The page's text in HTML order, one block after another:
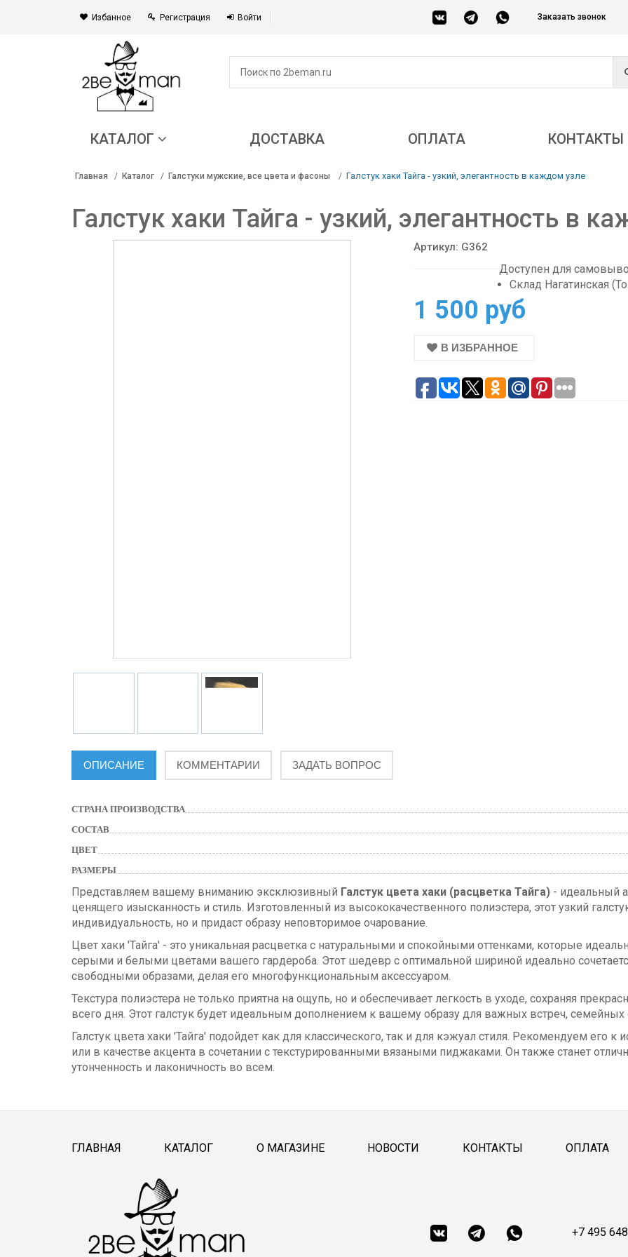
Избанное Регистрация Войти Заказать звонок
КАТАЛОГ ДОСТАВКА ОПЛАТА КОНТАКТЫ
Главная Каталог Галстуки мужские, все цвета и фасоны Галстук хаки Тайга - узкий, элегантность в каждом узле
Галстук хаки Тайга - узкий, элегантность в
Артикул: G362
Доступен для
Склад Нагатинская
1 500 руб
В ИЗБРАННОЕ
ОПИСАНИЕ КОММЕНТАРИИ ЗАДАТЬ ВОПРОС
СТРАНА ПРОИЗВОДСТВА
СОСТАВ
ЦВЕТ
РАЗМЕРЫ
Представляем вашему вниманию эксклюзивный Галстук цвета хаки (расцветка Тайга) - идеальный
ценящего изысканность и стиль. Изготовленный из высококачественного полиэстера, этот узкий
индивидуальность, но и придаст образу неповторимое очарование.
Цвет хаки 'Тайга' - это уникальная расцветка с натуральными и спокойными оттенками, которые
серыми и белыми цветами вашего гардероба. Этот шедевр с оптимальной шириной идеально
свободными образами, делая его многофункциональным аксессуаром.
Текстура полиэстера не только приятна на ощупь, но и обеспечивает легкость в уходе, сохраняя
всего дня. Этот галстук будет идеальным дополнением к вашему образу для важных встреч,
Галстук цвета хаки 'Тайга' подойдет как для классического, так и для кэжуал стиля. Рекомендуем его
или в качестве акцента в сочетании с текстурированными вязаными пиджаками. Он также станет
утонченность и лаконичность во всем.
ГЛАВНАЯ КАТАЛОГ О МАГАЗИНЕ НОВОСТИ КОНТАКТЫ ОПЛАТА
+7 495